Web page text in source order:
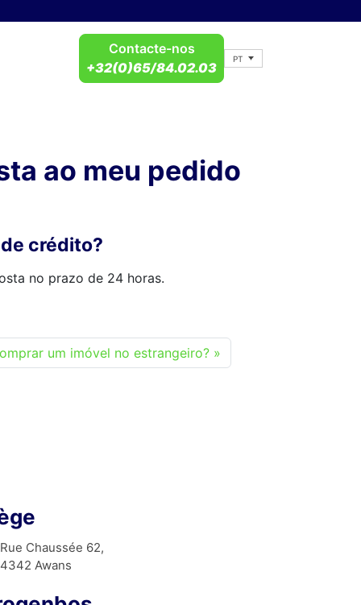
PT
Contacte-nos
+32(0)65/84.02.03
ao meu pedido
crédito?
no prazo de 24 horas.
um imóvel no estrangeiro?
Rue Chaussée 62,
4342 Awans